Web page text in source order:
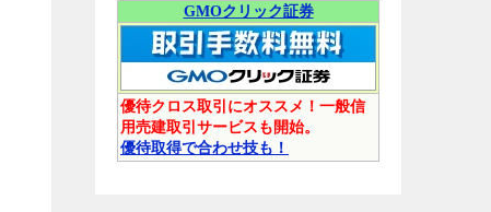
GMOクリック証券
優待クロス取引にオススメ！一般信
用売建取引サービスも開始。
優待取得で合わせ技も！